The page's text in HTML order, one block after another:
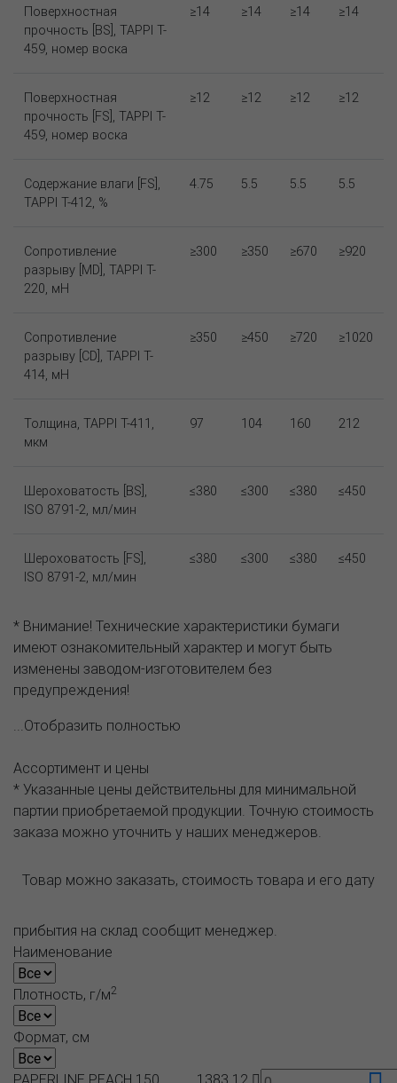
Поверхностная
прочность [BS], TAPPI T-
459, номер воска
≥14 ≥14 ≥14 ≥14
Поверхностная
прочность [FS], TAPPI T-
459, номер воска
≥12 ≥12 ≥12 ≥12
Содержание влаги [FS],
TAPPI T-412, %
4.75 5.5 5.5 5.5
Сопротивление
разрыву [MD], TAPPI T-
220, мН
≥300 ≥350 ≥670 ≥920
Сопротивление
разрыву [CD], TAPPI T-
414, мН
≥350 ≥450 ≥720 ≥1020
Толщина, TAPPI T-411,
мкм
97 104 160 212
Шероховатость [BS],
ISO 8791-2, мл/мин
≤380 ≤300 ≤380 ≤450
Шероховатость [FS],
ISO 8791-2, мл/мин
≤380 ≤300 ≤380 ≤450
* Внимание! Технические характеристики бумаги
имеют ознакомительный характер и могут быть
изменены заводом-изготовителем без
предупреждения!
...Отобразить полностью
Ассортимент и цены
* Указанные цены действительны для минимальной
партии приобретаемой продукции. Точную стоимость
заказа можно уточнить у наших менеджеров.
Товар можно заказать, стоимость товара и его дату
прибытия на склад сообщит менеджер.
Наименование
Плотность, г/м2
Формат, см
PAPERLINE PEACH 150 1383.12